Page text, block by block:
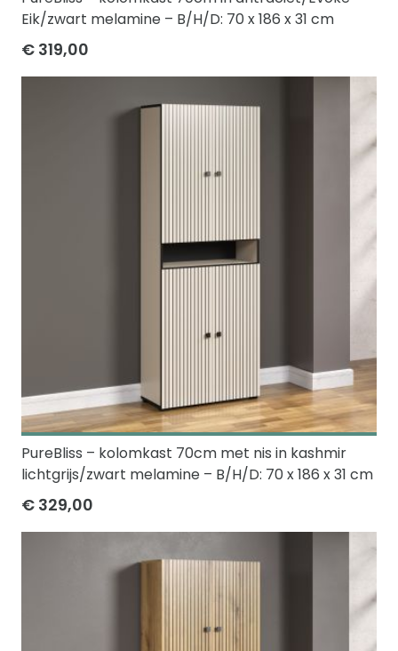
Eik/zwart melamine – B/H/D: 70 x 186 x 31 cm
€ 319,00
PureBliss – kolomkast 70cm met nis in kashmir
lichtgrijs/zwart melamine – B/H/D: 70 x 186 x 31 cm
€ 329,00